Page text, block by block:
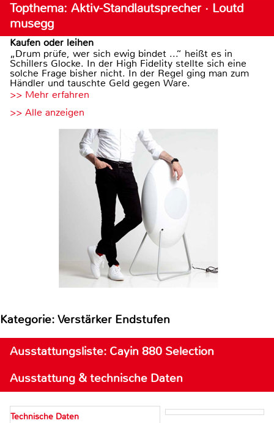
Topthema: Aktiv-Standlautsprecher · Loutd
musegg
Kaufen oder leihen
„Drum prüfe, wer sich ewig bindet ...“ heißt es in
Schillers Glocke. In der High Fidelity stellte sich eine
solche Frage bisher nicht. In der Regel ging man zum
Händler und tauschte Geld gegen Ware.
>> Mehr erfahren
>> Alle anzeigen
Kategorie: Verstärker Endstufen
Ausstattungsliste: Cayin 880 Selection
Ausstattung & technische Daten
Technische Daten